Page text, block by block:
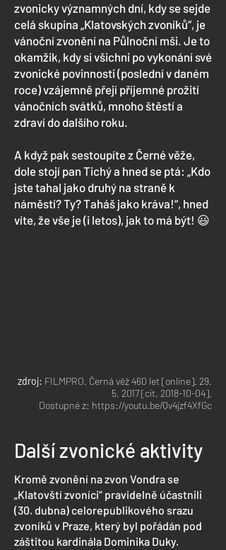
zvonicky významných dní, kdy se sejde
celá skupina „Klatovských zvoníků“, je
vánoční zvonění na Půlnoční mši. Je to
okamžik, kdy si všichni po vykonání své
zvonické povinnosti (poslední v daném
roce) vzájemně přejí příjemné prožití
vánočních svátků, mnoho štěstí a
zdraví do dalšího roku.
A když pak sestoupíte z Černé věže,
dole stojí pan Tichý a hned se ptá: „Kdo
jste tahal jako druhý na straně k
náměstí? Ty? Taháš jako kráva!“, hned
víte, že vše je (i letos), jak to má být! 😃
zdroj: FILMPRO. Černá věž 460 let [online]. 29.
5. 2017[cit. 2018-10-04].
Dostupné z: https://youtu.be/Qv4jzf4XfGc
Další zvonické aktivity
Kromě zvonění na zvon Vondra se
„Klatovští zvoníci“ pravidelně účastnili
(30. dubna) celorepublikového srazu
zvoníků v Praze, který byl pořádán pod
záštitou kardinála Dominika Duky.